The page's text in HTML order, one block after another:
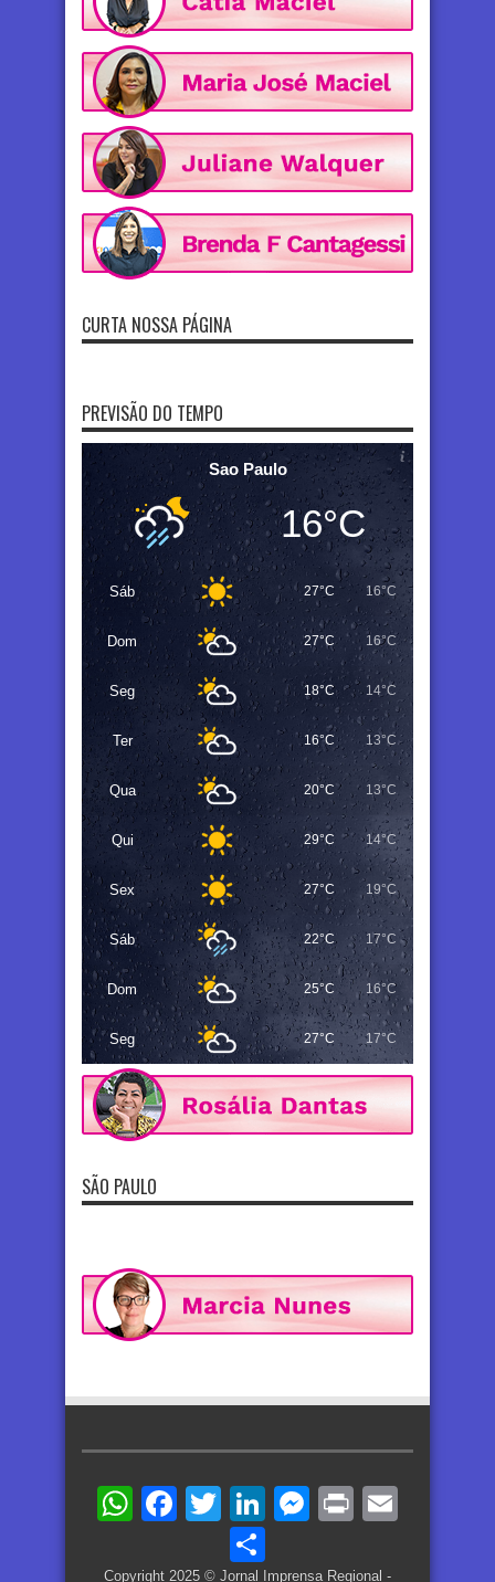
CURTA NOSSA PÁGINA
PREVISÃO DO TEMPO
Sao Paulo
16°C
Sáb 27°C 16°C
Dom 27°C 16°C
Seg 18°C 14°C
Ter 16°C 13°C
Qua 20°C 13°C
Qui 29°C 14°C
Sex 27°C 19°C
Sáb 22°C 17°C
Dom 25°C 16°C
Seg 27°C 17°C
SÃO PAULO
WhatsApp
Facebook
TwitterLinkedIn
Messenger
Print
Copyright 2025 © Jornal Imprensa Regional -